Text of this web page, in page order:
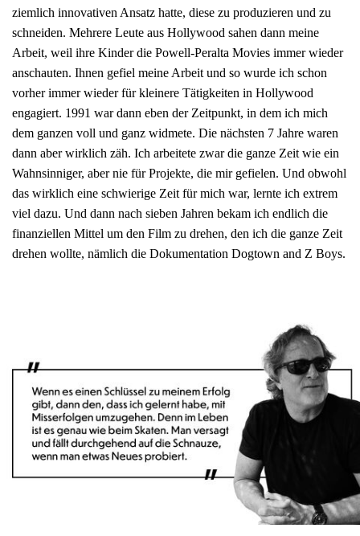
ziemlich innovativen Ansatz hatte, diese zu produzieren und zu
schneiden. Mehrere Leute aus Hollywood sahen dann meine
Arbeit, weil ihre Kinder die Powell-Peralta Movies immer wieder
anschauten. Ihnen gefiel meine Arbeit und so wurde ich schon
vorher immer wieder für kleinere Tätigkeiten in Hollywood
engagiert. 1991 war dann eben der Zeitpunkt, in dem ich mich
dem ganzen voll und ganz widmete. Die nächsten 7 Jahre waren
dann aber wirklich zäh. Ich arbeitete zwar die ganze Zeit wie ein
Wahnsinniger, aber nie für Projekte, die mir gefielen. Und obwohl
das wirklich eine schwierige Zeit für mich war, lernte ich extrem
viel dazu. Und dann nach sieben Jahren bekam ich endlich die
finanziellen Mittel um den Film zu drehen, den ich die ganze Zeit
drehen wollte, nämlich die Dokumentation Dogtown and Z Boys.